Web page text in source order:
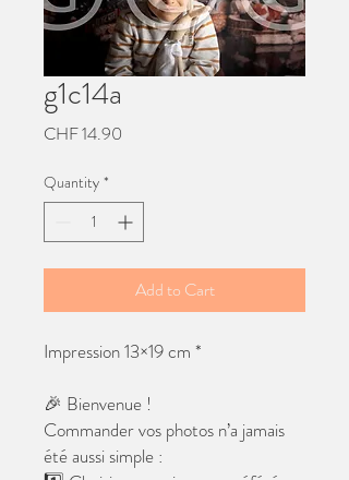
g1c14a
CHF 14.90
Quantity *
Add to Cart
Impression 13×19 cm *
🎉 Bienvenue !
Commander vos photos n’a jamais
été aussi simple :